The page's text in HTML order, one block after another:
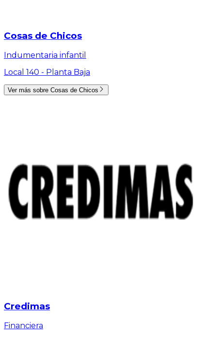
Cosas de Chicos
Indumentaria infantil
Local 140 - Planta Baja
Ver más sobre Cosas de Chicos
Credimas
Financiera